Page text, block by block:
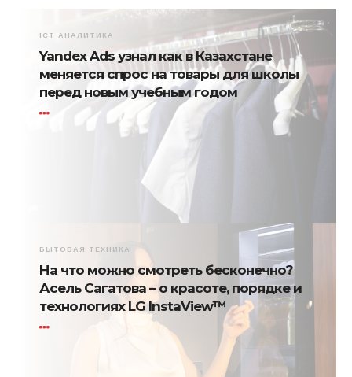
ICT АНАЛИТИКА
Yandex Ads узнал как в Казахстане
меняется спрос на товары для школы
перед новым учебным годом
БЫТОВАЯ ТЕХНИКА
На что можно смотреть бесконечно?
Асель Сагатова – о красоте, порядке и
технологиях LG InstaView™